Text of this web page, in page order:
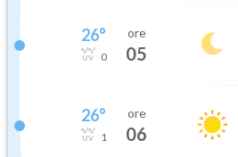
26°
0
ore
05
26°
1
ore
06